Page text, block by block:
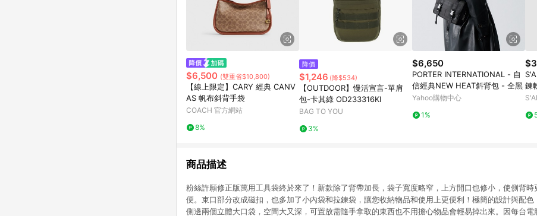
$6,500 (雙重省$10,800)
【線上限定】CARY 經典 CANV
AS 帆布斜背手袋
COACH 官方網站
8%
降價
$1,246 (降$534)
【OUTDOOR】慢活宣言-單肩
包-卡其綠 OD233316KI
BAG TO YOU
3%
$6,650
PORTER INTERNATIONAL - 自
信經典NEW HEAT斜背包 - 全黑
Yahoo購物中心
1%
鍊
商品描述
粉絲許願修正版萬用工具袋終於來了！新款除了背帶加長，袋子寬度略窄，上方開口也修小，使側背
便。束口部分改成磁扣，也多加了小內袋和拉鍊袋，讓您收納物品和使用上更便利！極簡的設計與配色
側邊兩個立體大口袋，空間大又深，可置放需隨手拿取的東西也不用擔心物品會輕易掉出來。因每台